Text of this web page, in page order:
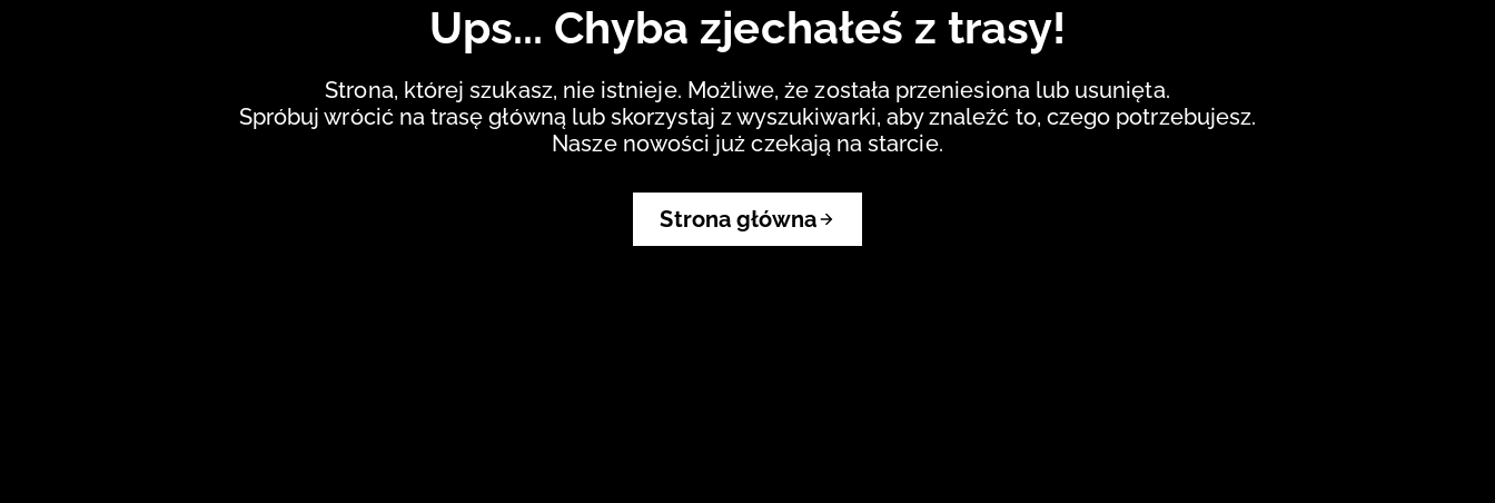
Ups... Chyba zjechałeś z trasy!
Strona, której szukasz, nie istnieje. Możliwe, że została przeniesiona lub usunięta.
Spróbuj wrócić na trasę główną lub skorzystaj z wyszukiwarki, aby znaleźć to, czego potrzebujesz.
Nasze nowości już czekają na starcie.
Strona główna